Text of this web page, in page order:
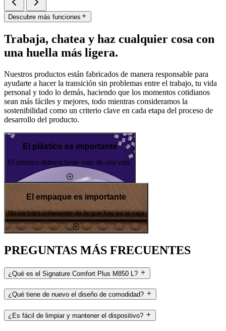
Descubre más funciones
Trabaja, chatea y haz cualquier cosa con
una huella más ligera.
Nuestros productos están fabricados de manera responsable para
ayudarte a hacer la transición sin problemas entre el trabajo, tu vida
personal y todo lo demás, haciendo que los momentos cotidianos
sean más fáciles y mejores, todo mientras consideramos la
sostenibilidad como un criterio clave en cada etapa del proceso de
desarrollo del producto.
El plástico es importante
El plástico debería tener más de una vida.
El empaque es importante
No se trata solamente de lo que hay en la caja
PREGUNTAS MÁS FRECUENTES
¿Qué es el Signature Comfort Plus M850 L?
¿Qué tiene de nuevo el diseño de comodidad?
¿Es fácil de limpiar y mantener el dispositivo?